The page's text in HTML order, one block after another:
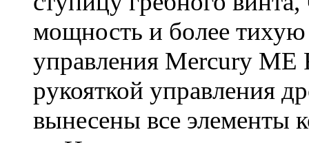
мощность и более тихую
управления Mercury ME
рукояткой управления
вынесены все элементы